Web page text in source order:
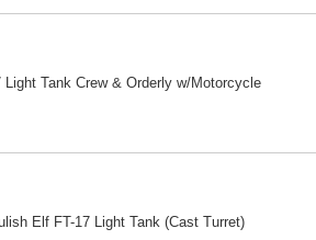
Tank Crew & Orderly w/Motorcycle
Elf FT-17 Light Tank (Cast Turret)